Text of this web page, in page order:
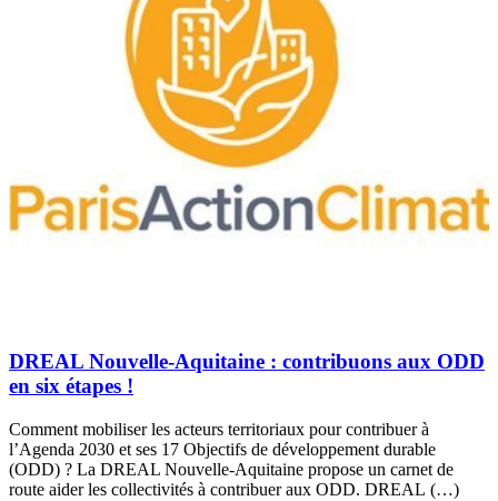
DREAL Nouvelle-Aquitaine : contribuons aux ODD
en six étapes !
Comment mobiliser les acteurs territoriaux pour contribuer à
l’Agenda 2030 et ses 17 Objectifs de développement durable
(ODD) ? La DREAL Nouvelle-Aquitaine propose un carnet de
route aider les collectivités à contribuer aux ODD. DREAL (…)